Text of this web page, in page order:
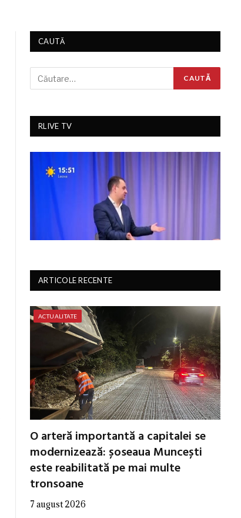
CAUTĂ
RLIVE TV
ARTICOLE RECENTE
ACTUALITATE
O arteră importantă a capitalei se
modernizează: șoseaua Muncești
este reabilitată pe mai multe
tronsoane
7 august 2026